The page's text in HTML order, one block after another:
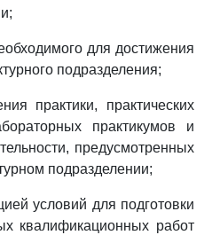
для достижения
подразделения;
практики, практических
практикумов и
предусмотренных
подразделении;
условий для подготовки
квалификационных работ